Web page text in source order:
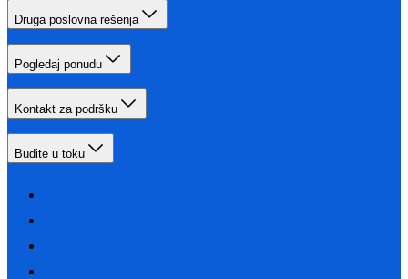
Druga poslovna rešenja
Pogledaj ponudu
Kontakt za podršku
Budite u toku